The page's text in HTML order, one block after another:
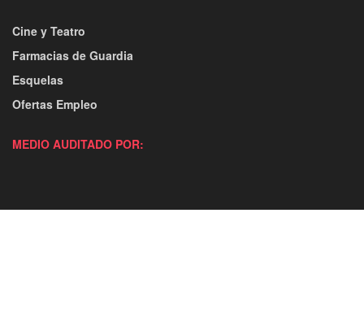
Cine y Teatro
Farmacias de Guardia
Esquelas
Ofertas Empleo
MEDIO AUDITADO POR: